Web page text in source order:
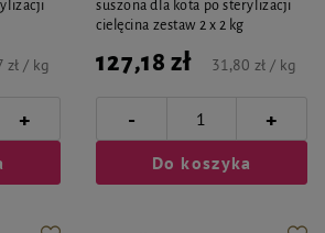
zł / kg
+
suszona dla kota po sterylizacji
cielęcina zestaw 2 x 2 kg
127,18 zł 31,80 zł / kg
- +
Do koszyka